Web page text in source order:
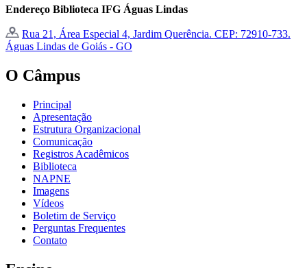
Endereço Biblioteca IFG Águas Lindas
Rua 21, Área Especial 4, Jardim Querência. CEP: 72910-733.
Águas Lindas de Goiás - GO
O Câmpus
Principal
Apresentação
Estrutura Organizacional
Comunicação
Registros Acadêmicos
Biblioteca
NAPNE
Imagens
Vídeos
Boletim de Serviço
Perguntas Frequentes
Contato